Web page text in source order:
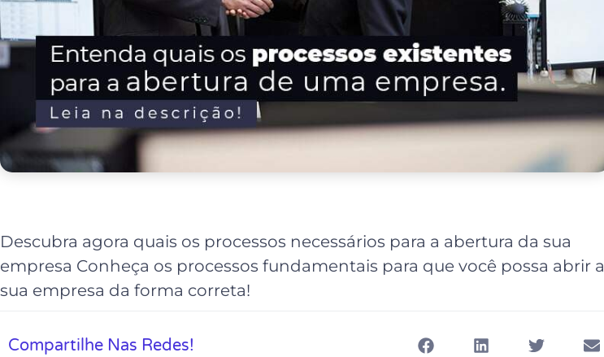
Descubra agora quais os processos necessários para a abertura da sua
empresa Conheça os processos fundamentais para que você possa abrir a
sua empresa da forma correta!
Compartilhe Nas Redes!